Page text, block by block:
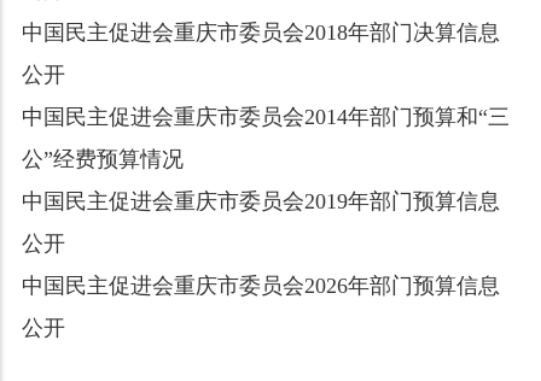
中国民主促进会重庆市委员会2018年部门决算信息
公开
中国民主促进会重庆市委员会2014年部门预算和“三
公”经费预算情况
中国民主促进会重庆市委员会2019年部门预算信息
公开
中国民主促进会重庆市委员会2026年部门预算信息
公开